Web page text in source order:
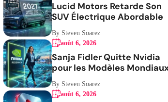
Lucid Motors Retarde Son
SUV Électrique Abordable
By Steven Soarez
août 6, 2026
Sanja Fidler Quitte Nvidia
pour les Modèles
By Steven Soarez
août 6, 2026